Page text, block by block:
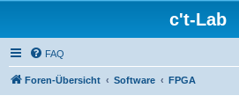
c't-Lab
FAQ
Foren-Übersicht Software FPGA